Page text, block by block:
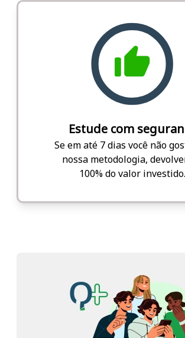
Estude com
Se em até 7 dias você não
nossa metodologia,
100% do valor investido.